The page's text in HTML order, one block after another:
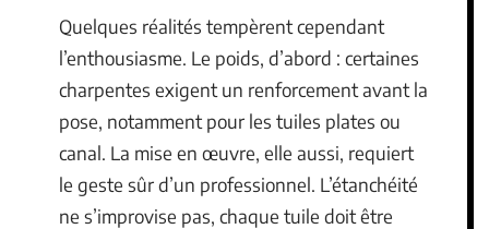
Quelques réalités tempèrent cependant
l’enthousiasme. Le poids, d’abord : certaines
charpentes exigent un renforcement avant la
pose, notamment pour les tuiles plates ou
canal. La mise en œuvre, elle aussi, requiert
le geste sûr d’un professionnel. L’étanchéité
ne s’improvise pas, chaque tuile doit être